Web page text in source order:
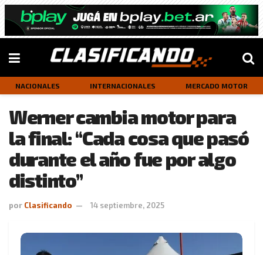
NACIONALES INTERNACIONALES MERCADO MOTOR
Werner cambia motor para
la final: “Cada cosa que pasó
durante el año fue por algo
distinto”
por Clasificando 14 septiembre, 2025